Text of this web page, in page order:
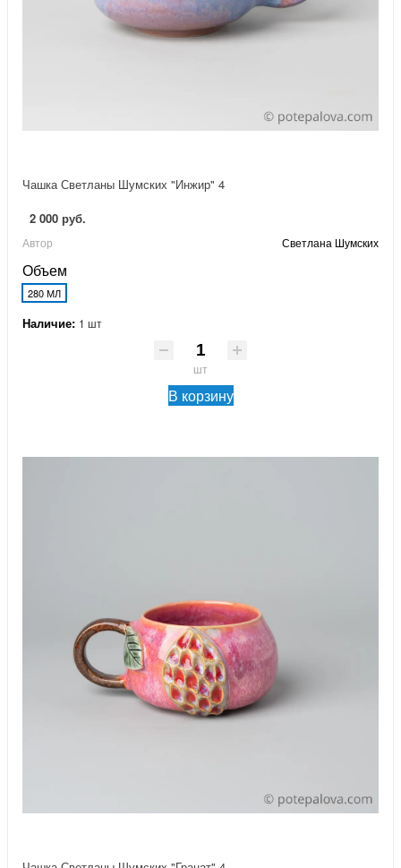
Чашка Светланы Шумских "Инжир" 4
2 000 руб.
Автор Светлана Шумских
Объем
280 МЛ
Наличие: 1 шт
шт
В корзину